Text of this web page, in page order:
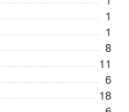
1
1
8
11
6
18